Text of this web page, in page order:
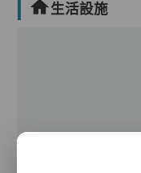
生活設施